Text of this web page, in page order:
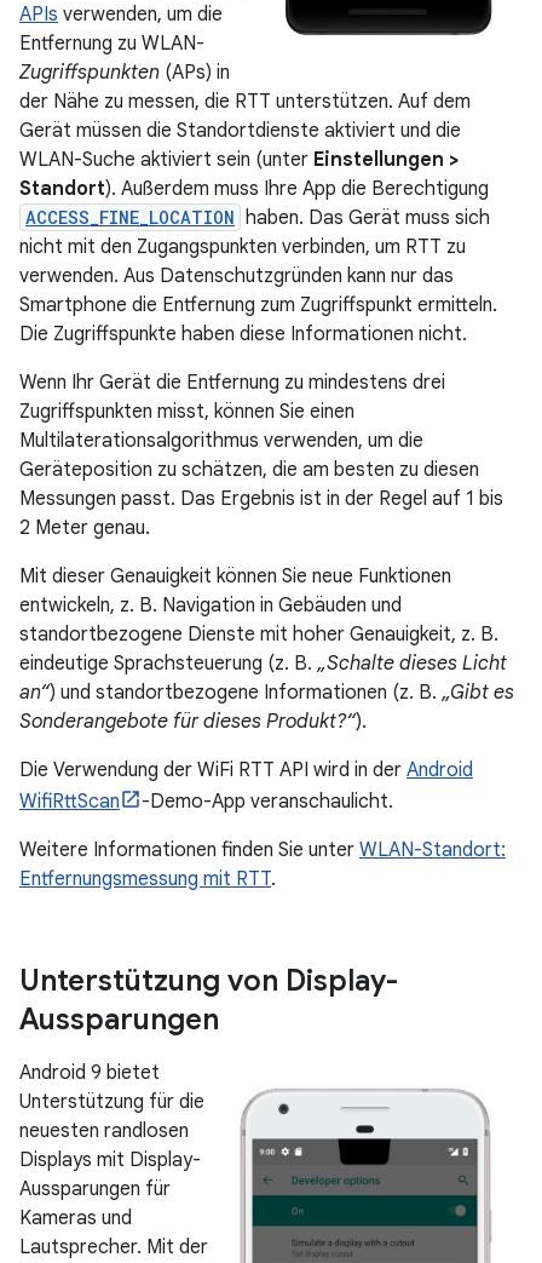
APIs verwenden, um die
Entfernung zu WLAN-
Zugriffspunkten (APs) in
der Nähe zu messen, die RTT unterstützen. Auf dem
Gerät müssen die Standortdienste aktiviert und die
WLAN-Suche aktiviert sein (unter Einstellungen >
Standort). Außerdem muss Ihre App die Berechtigung
ACCESS_FINE_LOCATION haben. Das Gerät muss sich
nicht mit den Zugangspunkten verbinden, um RTT zu
verwenden. Aus Datenschutzgründen kann nur das
Smartphone die Entfernung zum Zugriffspunkt ermitteln.
Die Zugriffspunkte haben diese Informationen nicht.
Wenn Ihr Gerät die Entfernung zu mindestens drei
Zugriffspunkten misst, können Sie einen
Multilaterationsalgorithmus verwenden, um die
Geräteposition zu schätzen, die am besten zu diesen
Messungen passt. Das Ergebnis ist in der Regel auf 1 bis
2 Meter genau.
Mit dieser Genauigkeit können Sie neue Funktionen
entwickeln, z. B. Navigation in Gebäuden und
standortbezogene Dienste mit hoher Genauigkeit, z. B.
eindeutige Sprachsteuerung (z. B. „Schalte dieses Licht
an“) und standortbezogene Informationen (z. B. „Gibt es
Sonderangebote für dieses Produkt?“).
Die Verwendung der WiFi RTT API wird in der Android
WifiRttScan
-Demo-App veranschaulicht.
Weitere Informationen finden Sie unter WLAN-Standort:
Entfernungsmessung mit RTT.
Unterstützung von Display-
Aussparungen
Android 9 bietet
Unterstützung für die
neuesten randlosen
Displays mit Display-
Aussparungen für
Kameras und
Lautsprecher. Mit der